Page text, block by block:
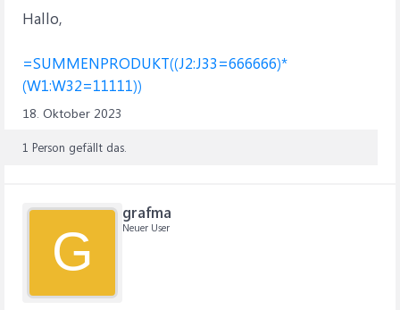
Hallo,
=SUMMENPRODUKT((J2:J33=666666)*
(W1:W32=11111))
18. Oktober 2023
1 Person gefällt das.
G
grafma
Neuer User